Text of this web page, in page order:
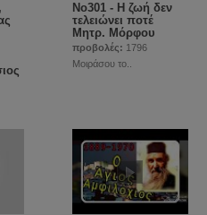
No301 - Η ζωή δεν
τελειώνει ποτέ
Μητρ. Μόρφου
προβολές: 1796
Μοιράσου το..